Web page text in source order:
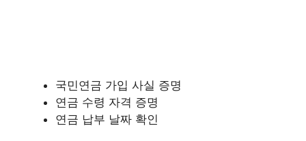
국민연금 가입 사실 증명
연금 수령 자격 증명
연금 납부 날짜 확인